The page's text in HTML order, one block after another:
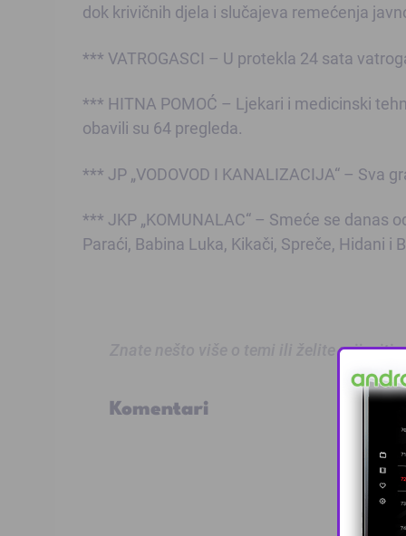
dok krivičnih djela i slučajeva remećenja
*** VATROGASCI – U protekla 24 sata
*** HITNA POMOĆ – Ljekari i medicinski
obavili su 64 pregleda.
*** JP „VODOVOD I KANALIZACIJA“ – Sva
*** JKP „KOMUNALAC“ – Smeće se danas
Paraći, Babina Luka, Kikači, Spreče, Hidani i
Znate nešto više o temi ili želite prijaviti
Komentari